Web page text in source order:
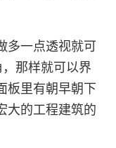
多一点透视就可
那样就可以界
板里有朝早朝下
大的工程建筑的